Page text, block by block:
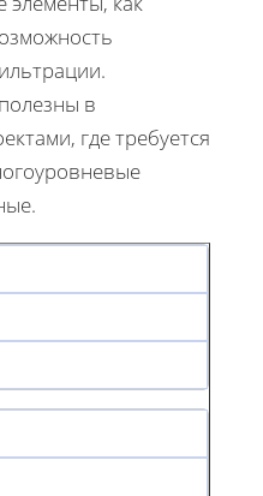
в
где требуется